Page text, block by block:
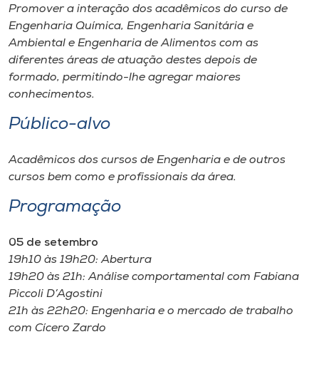
Biblioteca
Editora
Rádio
Museu
Unoesc
Selecione
o idioma
Promover a interação dos acadêmicos do curso de
Engenharia Química, Engenharia Sanitária e
Ambiental e Engenharia de Alimentos com as
diferentes áreas de atuação destes depois de
formado, permitindo-lhe agregar maiores
conhecimentos.
Público-alvo
Acadêmicos dos cursos de Engenharia e de outros
cursos bem como e profissionais da área.
Programação
05 de setembro
19h10 às 19h20: Abertura
19h20 às 21h: Análise comportamental com Fabiana
Piccoli D’Agostini
21h às 22h20: Engenharia e o mercado de trabalho
com Cícero Zardo